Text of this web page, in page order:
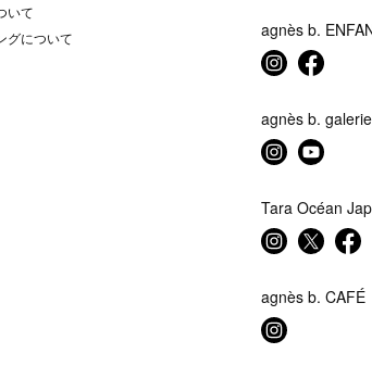
いて
グについて
agnès b.
agnès b.
Tara Océan
agnès b. CAFÉ